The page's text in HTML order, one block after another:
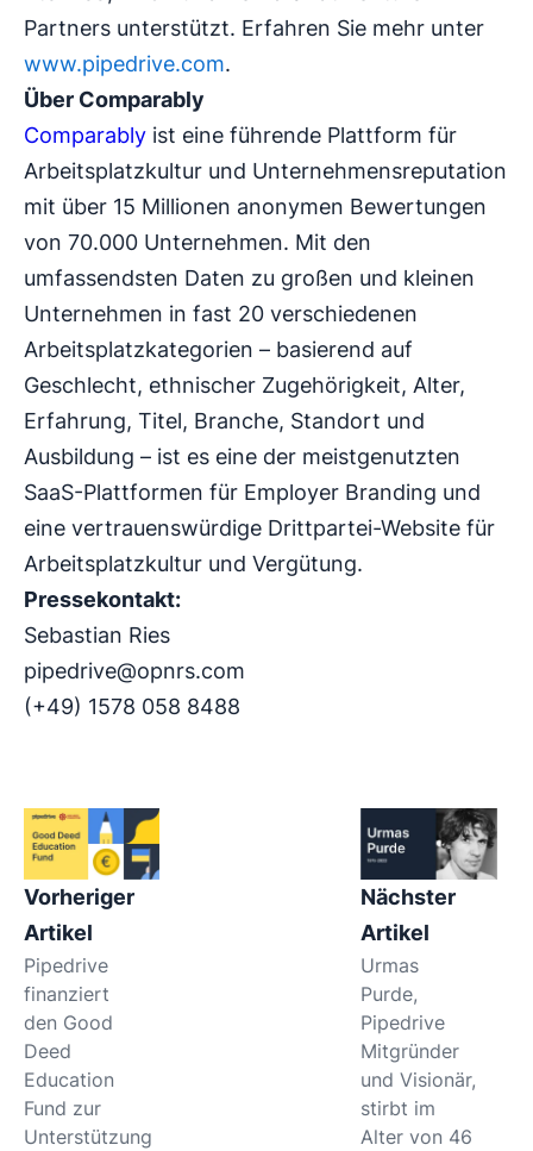
Partners unterstützt. Erfahren Sie mehr unter
www.pipedrive.com.
Über Comparably
Comparably ist eine führende Plattform für
Arbeitsplatzkultur und Unternehmensreputation
mit über 15 Millionen anonymen Bewertungen
von 70.000 Unternehmen. Mit den
umfassendsten Daten zu großen und kleinen
Unternehmen in fast 20 verschiedenen
Arbeitsplatzkategorien – basierend auf
Geschlecht, ethnischer Zugehörigkeit, Alter,
Erfahrung, Titel, Branche, Standort und
Ausbildung – ist es eine der meistgenutzten
SaaS-Plattformen für Employer Branding und
eine vertrauenswürdige Drittpartei-Website für
Arbeitsplatzkultur und Vergütung.
Pressekontakt:
Sebastian Ries
pipedrive@opnrs.com
(+49) 1578 058 8488
Vorheriger
Artikel
Pipedrive
finanziert
den Good
Deed
Education
Fund zur
Unterstützung
Nächster
Artikel
​​Urmas
Purde,
Pipedrive
Mitgründer
und Visionär,
stirbt im
Alter von 46